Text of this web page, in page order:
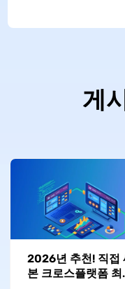
게
2026년 추천! 직접
본 크로스플랫폼 최